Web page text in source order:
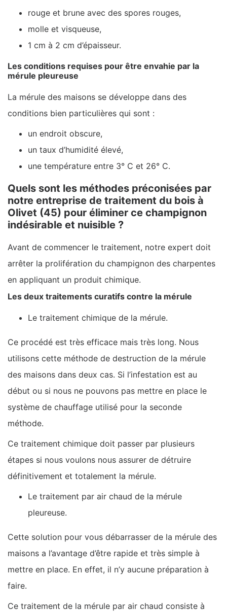
rouge et brune avec des spores rouges,
molle et visqueuse,
1 cm à 2 cm d’épaisseur.
Les conditions requises pour être envahie par la
mérule pleureuse
La mérule des maisons se développe dans des
conditions bien particulières qui sont :
un endroit obscure,
un taux d’humidité élevé,
une température entre 3° C et 26° C.
Quels sont les méthodes préconisées par
notre entreprise de traitement du bois à
Olivet (45) pour éliminer ce champignon
indésirable et nuisible ?
Avant de commencer le traitement, notre expert doit
arrêter la prolifération du champignon des charpentes
en appliquant un produit chimique.
Les deux traitements curatifs contre la mérule
Le traitement chimique de la mérule.
Ce procédé est très efficace mais très long. Nous
utilisons cette méthode de destruction de la mérule
des maisons dans deux cas. Si l’infestation est au
début ou si nous ne pouvons pas mettre en place le
système de chauffage utilisé pour la seconde
méthode.
Ce traitement chimique doit passer par plusieurs
étapes si nous voulons nous assurer de détruire
définitivement et totalement la mérule.
Le traitement par air chaud de la mérule
pleureuse.
Cette solution pour vous débarrasser de la mérule des
maisons a l’avantage d’être rapide et très simple à
mettre en place. En effet, il n’y aucune préparation à
faire.
Ce traitement de la mérule par air chaud consiste à